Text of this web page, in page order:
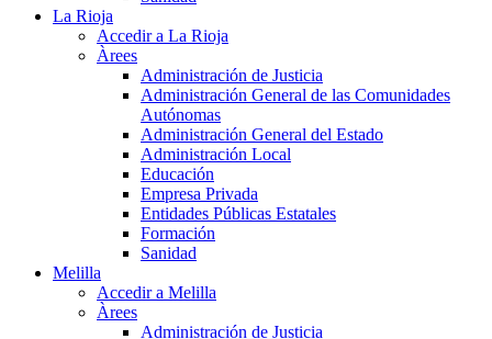
La Rioja
Accedir a La Rioja
Àrees
Administración de Justicia
Administración General de las Comunidades
Autónomas
Administración General del Estado
Administración Local
Educación
Empresa Privada
Entidades Públicas Estatales
Formación
Sanidad
Melilla
Accedir a Melilla
Àrees
Administración de Justicia